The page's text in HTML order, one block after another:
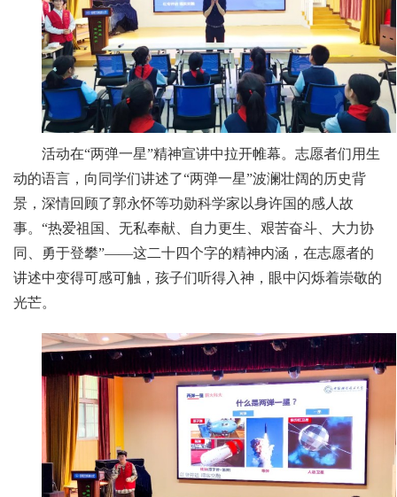
活动在“两弹一星”精神宣讲中拉开帷幕。志愿者们用生
动的语言，向同学们讲述了“两弹一星”波澜壮阔的历史背
景，深情回顾了郭永怀等功勋科学家以身许国的感人故
事。“热爱祖国、无私奉献、自力更生、艰苦奋斗、大力协
同、勇于登攀”——这二十四个字的精神内涵，在志愿者的
讲述中变得可感可触，孩子们听得入神，眼中闪烁着崇敬的
光芒。